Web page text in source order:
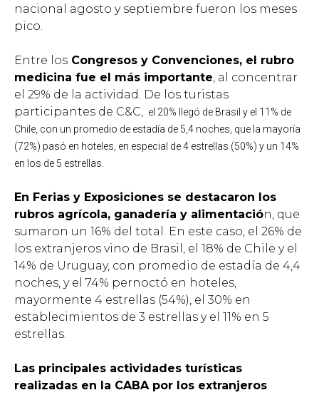
nacional agosto y septiembre fueron los meses
pico.
Entre los Congresos y Convenciones, el rubro
medicina fue el más importante, al concentrar
el 29% de la actividad. De los turistas
participantes de C&C, el 20% llegó de Brasil y el 11% de
Chile, con un promedio de estadía de 5,4 noches, que la mayoría
(72%) pasó en hoteles, en especial de 4 estrellas (50%) y un 14%
en los de 5 estrellas.
En Ferias y Exposiciones se destacaron los
rubros agrícola, ganadería y alimentación, que
sumaron un 16% del total. En este caso, el 26% de
los extranjeros vino de Brasil, el 18% de Chile y el
14% de Uruguay, con promedio de estadía de 4,4
noches, y el 74% pernoctó en hoteles,
mayormente 4 estrellas (54%), el 30% en
establecimientos de 3 estrellas y el 11% en 5
estrellas.
Las principales actividades turísticas
realizadas en la CABA por los extranjeros